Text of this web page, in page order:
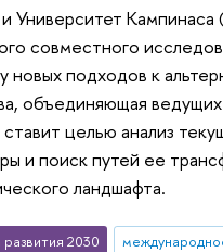
Кампинаса
совместного
новых подходов к
объединяющая
целью анализ
и поиск путей ее
ландшафта.
2030